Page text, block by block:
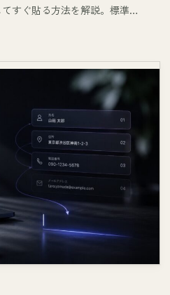
すぐ貼る方法を解説。標準…